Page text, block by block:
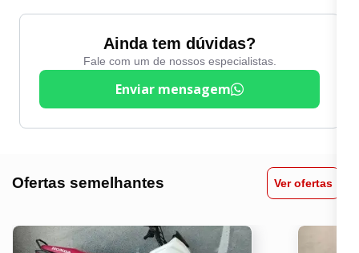
Ainda tem dúvidas?
Fale com um de nossos especialistas.
Enviar mensagem
Ofertas semelhantes Ver ofertas